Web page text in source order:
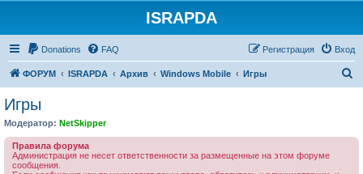
ISRAPDA
Donations FAQ Вход
Регистрация
ФОРУМ ISRAPDA Архив Windows Mobile Игры
Игры
Модератор: NetSkipper
Правила форума
Администрация не несет ответственности за размещенные на этом форуме
сообщения.